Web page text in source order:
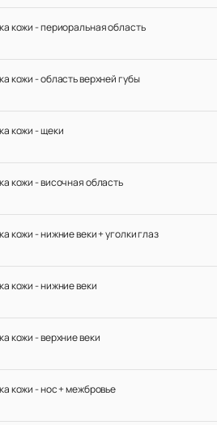
кожи - периоральная область
кожи - область верхней губы
кожи - щеки
кожи - височная область
кожи - нижние веки + уголки глаз
кожи - нижние веки
кожи - верхние веки
кожи - нос + межбровье